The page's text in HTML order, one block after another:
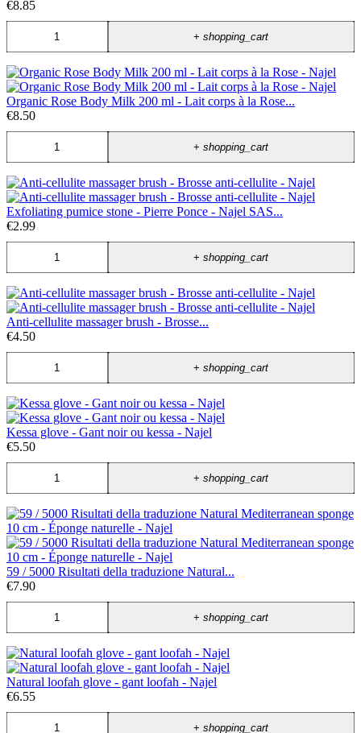
€8.85
+shopping_cart
Organic Rose Body Milk 200 ml - Lait corps à la Rose...
€8.50
+shopping_cart
Exfoliating pumice stone - Pierre Ponce - Najel SAS...
€2.99
+shopping_cart
Anti-cellulite massager brush - Brosse...
€4.50
+shopping_cart
Kessa glove - Gant noir ou kessa - Najel
€5.50
+shopping_cart
59 / 5000 Risultati della traduzione Natural...
€7.90
+shopping_cart
Natural loofah glove - gant loofah - Najel
€6.55
+shopping_cart